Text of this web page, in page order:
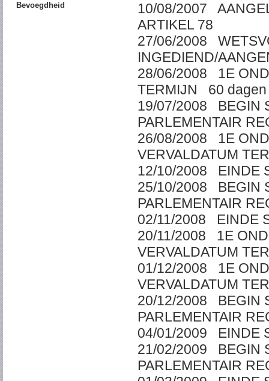
Bevoegdheid
10/08/2007
ARTIKEL 78
27/06/2008
INGEDIEND/
28/06/2008 1E
TERMIJN 60
19/07/2008
PARLEMENTAIR
26/08/2008 1E
VERVALDATUM
12/10/2008
25/10/2008
PARLEMENTAIR
02/11/2008
20/11/2008 1E
VERVALDATUM
01/12/2008 1E
VERVALDATUM
20/12/2008
PARLEMENTAIR
04/01/2009
21/02/2009
PARLEMENTAIR